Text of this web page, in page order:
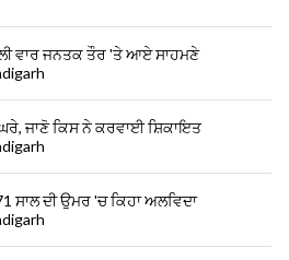
ਵਾਰ ਜਨਤਕ ਤੌਰ 'ਤੇ ਆਏ ਸਾਹਮਣੇ
ਜਾਣੋ ਕਿਸ ਨੇ ਕਰਵਾਈ ਸ਼ਿਕਾਇਤ
ਸਾਲ ਦੀ ਉਮਰ 'ਚ ਕਿਹਾ ਅਲਵਿਦਾ